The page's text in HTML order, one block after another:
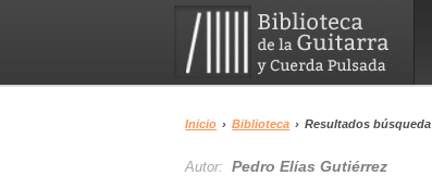
Inicio › Biblioteca › Resultados búsqueda
Autor:Pedro Elías Gutiérrez